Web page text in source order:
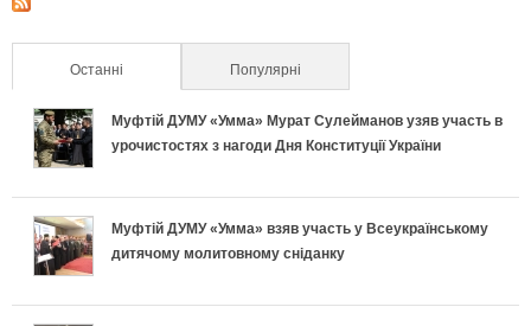
Останні (активна вкладка)Популярні
Муфтій ДУМУ «Умма» Мурат Сулейманов узяв участь в
урочистостях з нагоди Дня Конституції України
Муфтій ДУМУ «Умма» взяв участь у Всеукраїнському
дитячому молитовному сніданку